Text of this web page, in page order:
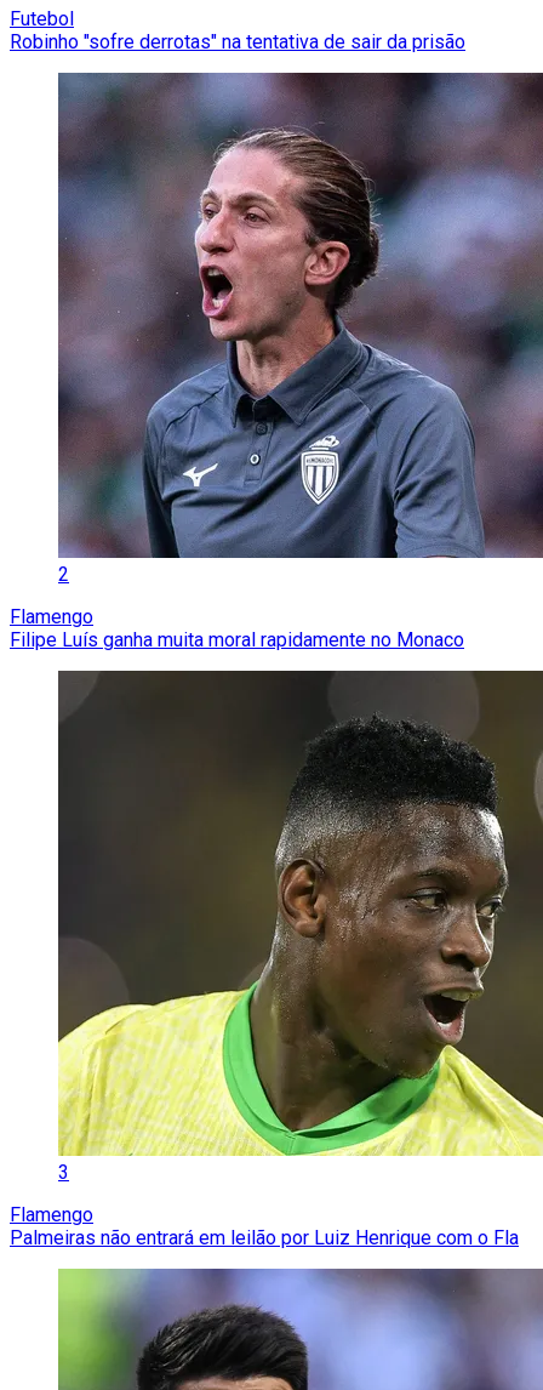
Futebol
Robinho "sofre derrotas" na tentativa de sair da prisão
2
Flamengo
Filipe Luís ganha muita moral rapidamente no Monaco
3
Flamengo
Palmeiras não entrará em leilão por Luiz Henrique com o Fla